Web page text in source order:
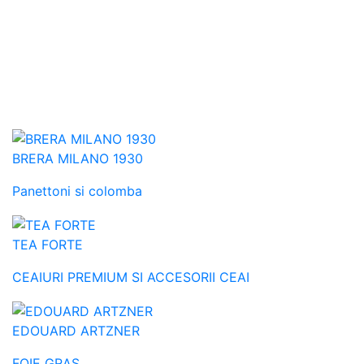
BRERA MILANO 1930
Panettoni si colomba
TEA FORTE
CEAIURI PREMIUM SI ACCESORII CEAI
EDOUARD ARTZNER